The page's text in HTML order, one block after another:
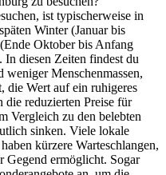
ist typischerweise in
Winter (Januar bis
Oktober bis Anfang
In diesen Zeiten findest du
weniger Menschenmassen,
die Wert auf ein ruhigeres
reduzierten Preise für
Vergleich zu den belebten
sinken. Viele lokale
kürzere Warteschlangen,
Gegend ermöglicht. Sogar